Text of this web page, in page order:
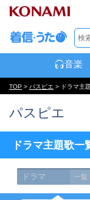
音楽
TOP > パスピエ > ドラマ主
パスピエ
ドラマ主題歌一
ドラマ 一覧